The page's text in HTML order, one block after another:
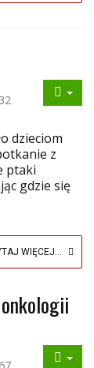
dzieciom
z
ptaki
gdzie się
WIĘCEJ...